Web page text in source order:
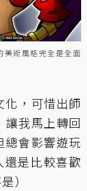
美術風格完全是全面
化，可惜出師
讓我馬上轉回
總會影響遊玩
是比較喜歡
）